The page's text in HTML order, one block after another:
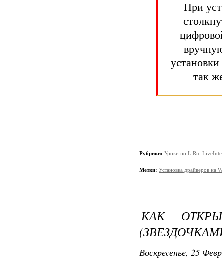
При
так
Рубрики: Уроки по LiRu.
Метки: Установка драйверов на
КАК
Воскресенье, 25